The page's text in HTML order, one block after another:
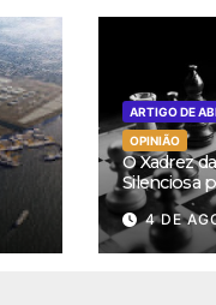
ARTIGO DE
OPINIÃO
O Xadrez
Silenciosa
4 DE